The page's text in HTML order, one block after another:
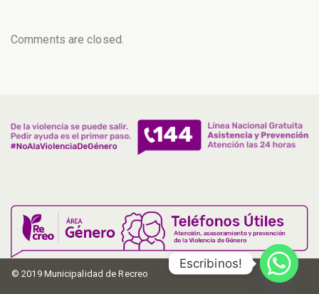
Comments are closed.
© 2019 Municipalidad de Recreo
Escribinos!